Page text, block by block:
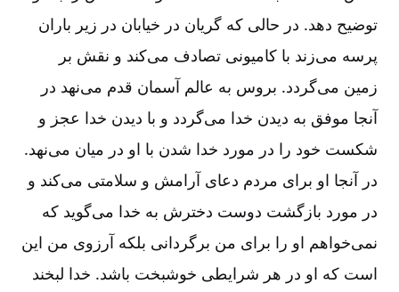
توضیح دهد. در حالی‌ که گریان در خیابان در زیر باران
پرسه می‌زند با کامیونی تصادف می‌کند و نقش بر
زمین می‌گردد. بروس به عالم آسمان قدم می‌نهد در
آنجا موفق به دیدن خدا می‌گردد و با دیدن خدا عجز و
شکست خود را در مورد خدا شدن با او در میان می‌نهد.
در آنجا او برای مردم دعای آرامش و سلامتی می‌کند و
در مورد بازگشت دوست دخترش به خدا می‌گوید که
نمی‌خواهم او را برای من برگردانی بلکه آرزوی من این
است که او در هر شرایطی خوشبخت باشد. خدا لبخند